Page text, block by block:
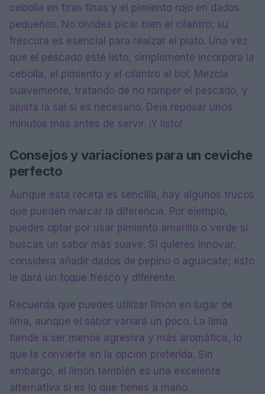
cebolla en tiras finas y el pimiento rojo en dados
pequeños. No olvides picar bien el cilantro; su
frescura es esencial para realzar el plato. Una vez
que el pescado esté listo, simplemente incorpora la
cebolla, el pimiento y el cilantro al bol. Mezcla
suavemente, tratando de no romper el pescado, y
ajusta la sal si es necesario. Deja reposar unos
minutos más antes de servir. ¡Y listo!
Consejos y variaciones para un ceviche
perfecto
Aunque esta receta es sencilla, hay algunos trucos
que pueden marcar la diferencia. Por ejemplo,
puedes optar por usar pimiento amarillo o verde si
buscas un sabor más suave. Si quieres innovar,
considera añadir dados de pepino o aguacate; esto
le dará un toque fresco y diferente.
Recuerda que puedes utilizar limón en lugar de
lima, aunque el sabor variará un poco. La lima
tiende a ser menos agresiva y más aromática, lo
que la convierte en la opción preferida. Sin
embargo, el limón también es una excelente
alternativa si es lo que tienes a mano.